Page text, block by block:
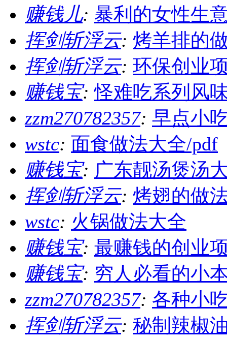
赚钱儿: 暴利的女性生
挥剑斩浮云: 烤羊排的
挥剑斩浮云: 环保创业
赚钱宝:怪难吃系列风
zzm270782357: 早点小
wstc: 面食做法大全/pdf
赚钱宝: 广东靓汤煲汤
挥剑斩浮云: 烤翅的做
wstc: 火锅做法大全
赚钱宝: 最赚钱的创业
赚钱宝: 穷人必看的小
zzm270782357: 各种小
挥剑斩浮云: 秘制辣椒